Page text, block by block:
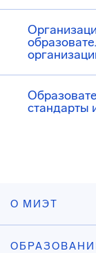
стандарты
О МИЭТ